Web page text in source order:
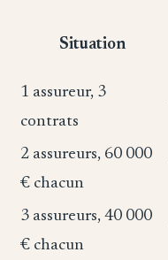
Situation
1 assureur, 3
contrats
2 assureurs, 60 000
€ chacun
3 assureurs, 40 000
€ chacun